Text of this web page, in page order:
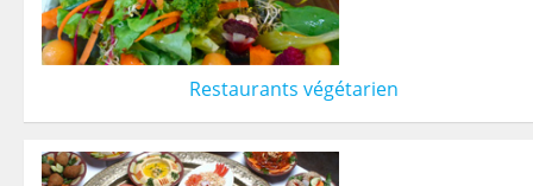
Restaurants végétarien